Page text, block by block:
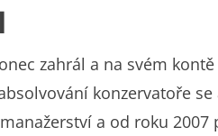
zahrál a na svém
konzervatoře
a od roku 2007